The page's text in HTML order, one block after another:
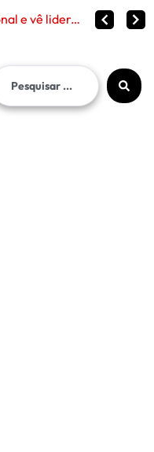
Flamengo empata com Internacional e vê liderança continuar distante no Brasileirão 2026